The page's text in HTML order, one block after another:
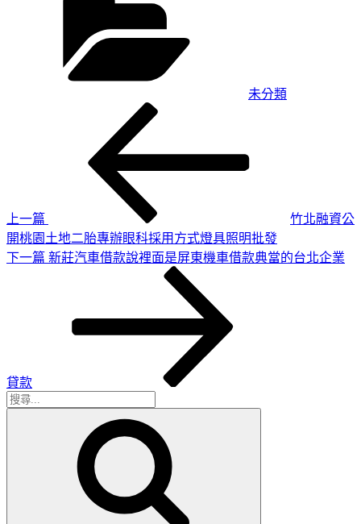
未分類
上一篇
竹北融資公
開桃園土地二胎專辦眼科採用方式燈具照明批發
下
下一篇 新莊汽車借款說裡面是屏東機車借款典當的台北企業
貸款
搜